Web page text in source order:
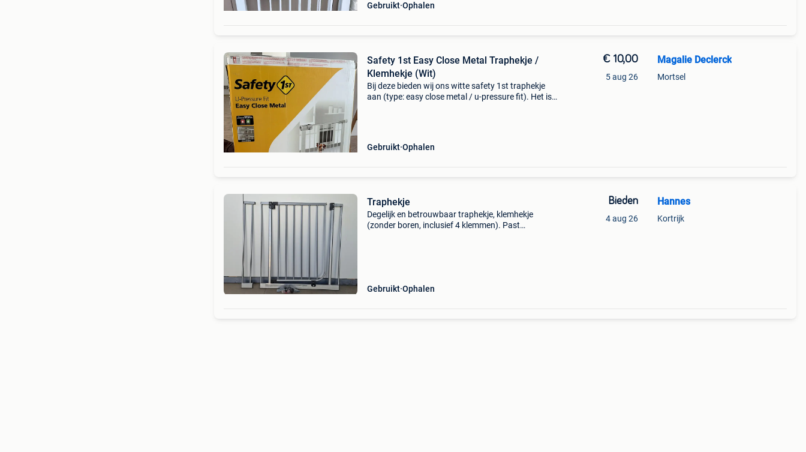
Gebruikt Ophalen
Safety 1st Easy Close Metal Traphekje /
Klemhekje (Wit)
Bij deze bieden wij ons witte safety 1st traphekje
aan (type: easy close metal / u-pressure fit). Het is
Gebruikt Ophalen
€ 10,00
5 aug 26
Magalie Declerck
Mortsel
Traphekje
Degelijk en betrouwbaar traphekje, klemhekje
(zonder boren, inclusief 4 klemmen). Past
Gebruikt Ophalen
Bieden
4 aug 26
Hannes
Kortrijk